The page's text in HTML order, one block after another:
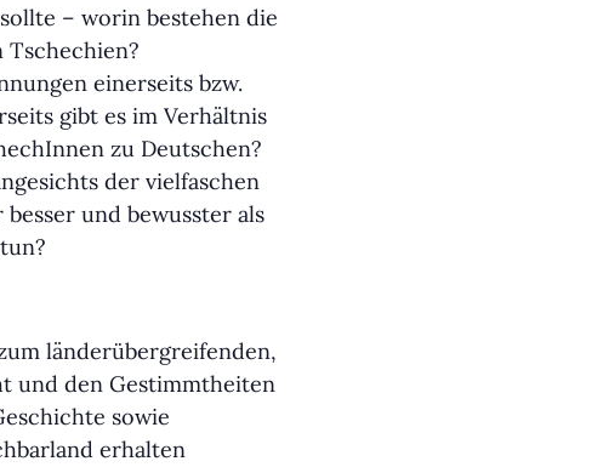
– worin bestehen die
einerseits bzw.
gibt es im Verhältnis
zu Deutschen?
der vielfaschen
und bewusster als
länderübergreifenden,
und den Gestimmtheiten
sowie
erhalten